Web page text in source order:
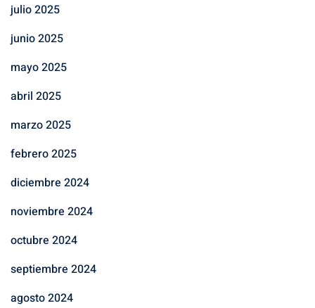
julio 2025
junio 2025
mayo 2025
abril 2025
marzo 2025
febrero 2025
diciembre 2024
noviembre 2024
octubre 2024
septiembre 2024
agosto 2024